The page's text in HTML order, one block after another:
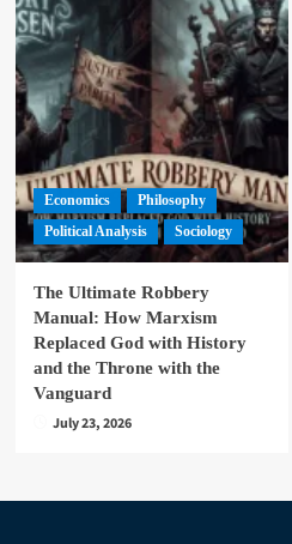
Economics
Philosophy
Political Analysis
Sociology
The Ultimate Robbery
Manual: How Marxism
Replaced God with History
and the Throne with the
Vanguard
July 23, 2026